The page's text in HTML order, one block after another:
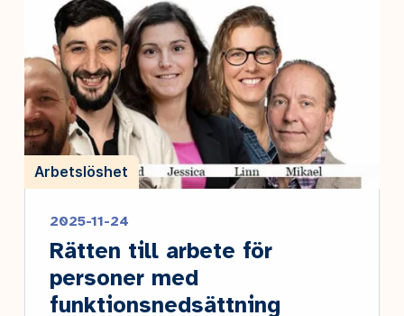
Arbetslöshet
2025-11-24
Rätten till arbete för
personer med
funktionsnedsättning